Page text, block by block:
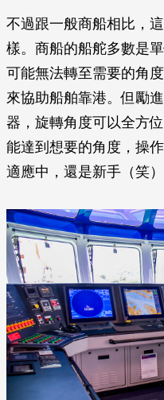
不過跟一般商船相比，
樣。商船的船舵多數是
可能無法轉至需要的角
來協助船舶靠港。但勵
器，旋轉角度可以全方
能達到想要的角度，操
適應中，還是新手（笑）